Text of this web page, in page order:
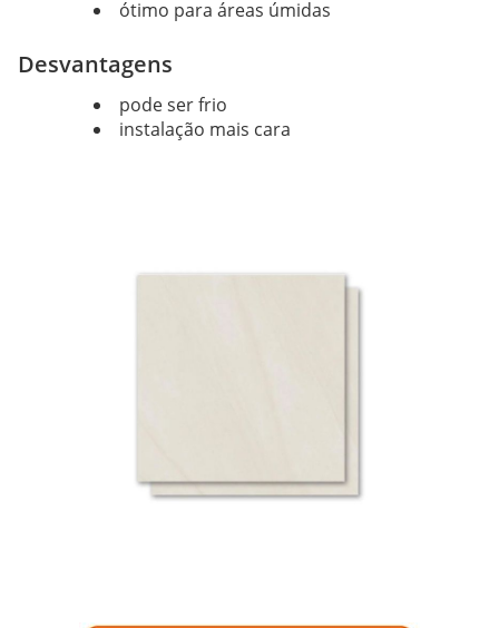
ótimo para áreas úmidas
Desvantagens
pode ser frio
instalação mais cara